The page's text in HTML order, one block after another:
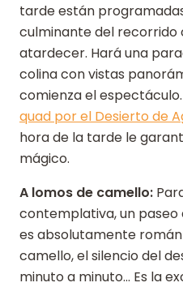
tarde están
culminante del recorrido
atardecer. Hará una
colina con vistas
comienza el
quad por el Desierto de
hora de la tarde le
mágico.
A lomos de camello:
contemplativa, un
es absolutamente
camello, el silencio del
minuto a minuto... Es la